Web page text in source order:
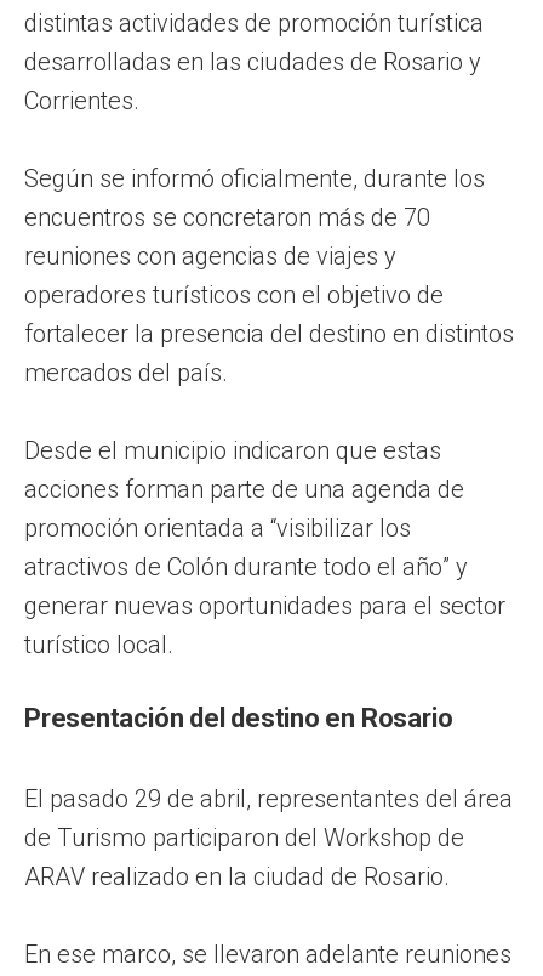
distintas actividades de promoción turística
desarrolladas en las ciudades de Rosario y
Corrientes.
Según se informó oficialmente, durante los
encuentros se concretaron más de 70
reuniones con agencias de viajes y
operadores turísticos con el objetivo de
fortalecer la presencia del destino en distintos
mercados del país.
Desde el municipio indicaron que estas
acciones forman parte de una agenda de
promoción orientada a “visibilizar los
atractivos de Colón durante todo el año” y
generar nuevas oportunidades para el sector
turístico local.
Presentación del destino en Rosario
El pasado 29 de abril, representantes del área
de Turismo participaron del Workshop de
ARAV realizado en la ciudad de Rosario.
En ese marco, se llevaron adelante reuniones